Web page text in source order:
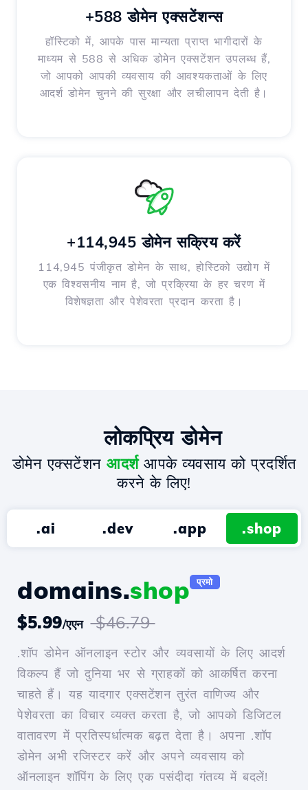
+588 डोमेन एक्सटेंशन्स
हॉस्टिको में, आपके पास मान्यता प्राप्त भागीदारों के
माध्यम से 588 से अधिक डोमेन एक्सटेंशन उपलब्ध हैं,
जो आपको आपकी व्यवसाय की आवश्यकताओं के लिए
आदर्श डोमेन चुनने की सुरक्षा और लचीलापन देती है।
+114,945 डोमेन सक्रिय करें
114,945 पंजीकृत डोमेन के साथ, होस्टिको उद्योग में
एक विश्वसनीय नाम है, जो प्रक्रिया के हर चरण में
विशेषज्ञता और पेशेवरता प्रदान करता है।
लोकप्रिय डोमेन
डोमेन एक्सटेंशन आदर्शआपके व्यवसाय को प्रदर्शित
करने के लिए!
.ai .dev .app .shop
domains.shop प्रमो
$5.99/एएन $46.79
.शॉप डोमेन ऑनलाइन स्टोर और व्यवसायों के लिए आदर्श
विकल्प हैं जो दुनिया भर से ग्राहकों को आकर्षित करना
चाहते हैं। यह यादगार एक्सटेंशन तुरंत वाणिज्य और
पेशेवरता का विचार व्यक्त करता है, जो आपको डिजिटल
वातावरण में प्रतिस्पर्धात्मक बढ़त देता है। अपना .शॉप
डोमेन अभी रजिस्टर करें और अपने व्यवसाय को
ऑनलाइन शॉपिंग के लिए एक पसंदीदा गंतव्य में बदलें!